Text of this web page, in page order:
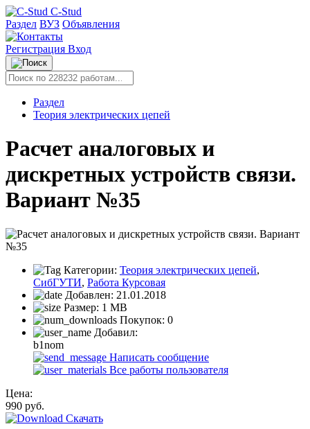
C-Stud
Раздел ВУЗ Объявления
Регистрация Вход
Раздел
Теория электрических цепей
Расчет аналоговых и
дискретных устройств связи.
Вариант №35
Категории: Теория электрических цепей,
СибГУТИ, Работа Курсовая
Добавлен: 21.01.2018
Размер: 1 MB
Покупок: 0
Добавил:
b1nom
Написать сообщение
Все работы пользователя
Цена:
990 руб.
Скачать